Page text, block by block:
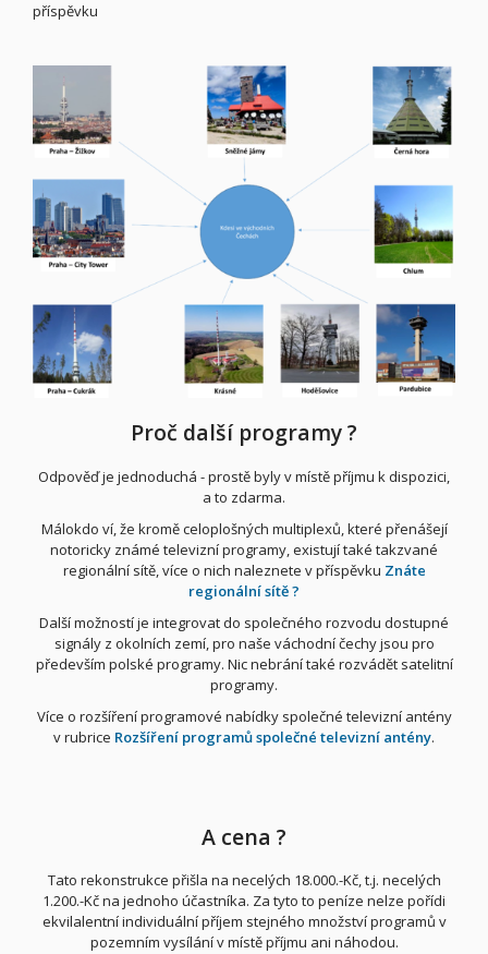
příspěvku
Proč další programy ?
Odpověď je jednoduchá - prostě byly v místě příjmu k dispozici,
a to zdarma.
Málokdo ví, že kromě celoplošných multiplexů, které přenášejí
notoricky známé televizní programy, existují také takzvané
regionální sítě, více o nich naleznete v příspěvku Znáte
regionální sítě ?
Další možností je integrovat do společného rozvodu dostupné
signály z okolních zemí, pro naše váchodní čechy jsou pro
především polské programy. Nic nebrání také rozvádět satelitní
programy.
Více o rozšíření programové nabídky společné televizní antény
v rubrice Rozšíření programů společné televizní antény.
A cena ?
Tato rekonstrukce přišla na necelých 18.000.-Kč, t.j. necelých
1.200.-Kč na jednoho účastníka. Za tyto to peníze nelze pořídi
ekvilalentní individuální příjem stejného množství programů v
pozemním vysílání v místě příjmu ani náhodou.